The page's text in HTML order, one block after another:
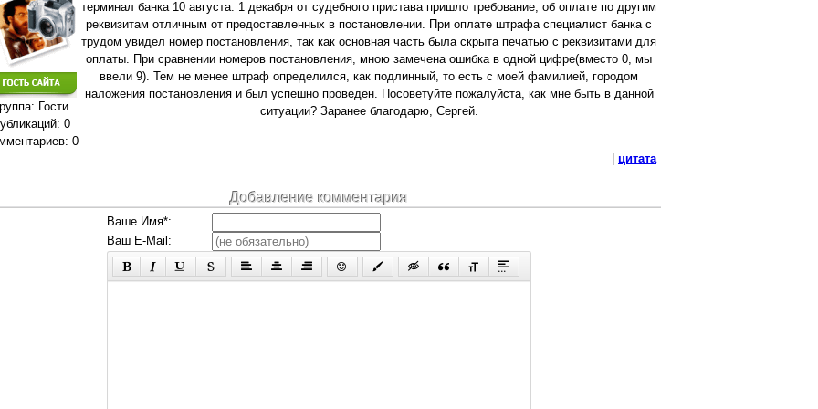
Гости
0
0
терминал банка 10 августа. 1 декабря от судебного пристава пришло требование, об оплате по другим
реквизитам отличным от предоставленных в постановлении. При оплате штрафа специалист банка с
трудом увидел номер постановления, так как основная часть была скрыта печатью с реквизитами для
оплаты. При сравнении номеров постановления, мною замечена ошибка в одной цифре(вместо 0, мы
ввели 9). Тем не менее штраф определился, как подлинный, то есть с моей фамилией, городом
наложения постановления и был успешно проведен. Посоветуйте пожалуйста, как мне быть в данной
ситуации? Заранее благодарю, Сергей.
цитата
Добавление комментария
Ваше Имя*:
Ваш E-Mail: